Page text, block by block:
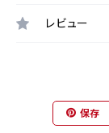
レビュー
保存